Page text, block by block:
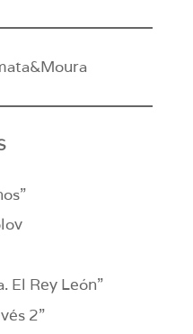
El Rey León”
2”